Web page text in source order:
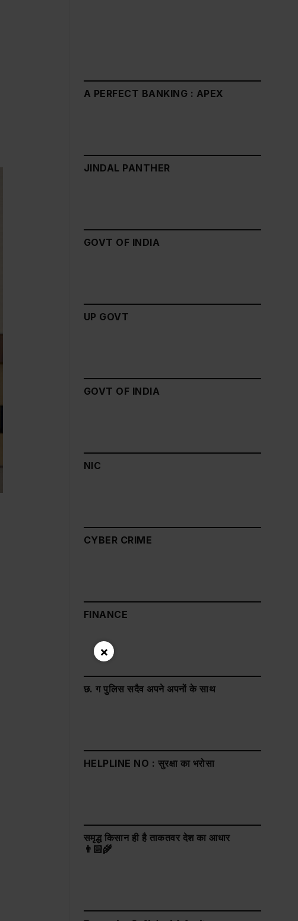
A PERFECT BANKING : APEX
JINDAL PANTHER
GOVT OF INDIA
UP GOVT
GOVT OF INDIA
NIC
CYBER CRIME
FINANCE
छ. ग पुलिस सदैव अपने अपनों के साथ
HELPLINE NO : सुरक्षा का भरोसा
समृद्ध किसान ही है ताकतवर देश का आधार
👨🏻‍🌾
×